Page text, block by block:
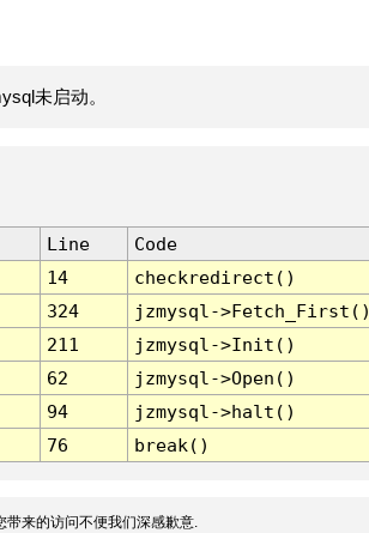
未启动。
Line
Code
14
checkredirect()
324
jzmysql-
211
jzmysql->Init()
62
jzmysql->Open()
94
jzmysql->halt()
76 break()
来的访问不便我们深感歉意.